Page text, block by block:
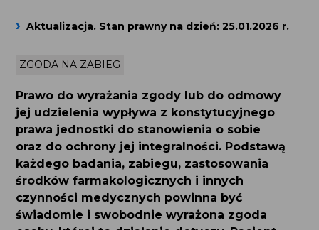
Aktualizacja. Stan prawny na dzień: 25.01.2026 r.
ZGODA NA ZABIEG
Prawo do wyrażania zgody lub do odmowy jej
udzielenia wypływa z konstytucyjnego prawa
jednostki do stanowienia o sobie
oraz do ochrony jej integralności. Podstawą
każdego badania, zabiegu, zastosowania
środków farmakologicznych i innych
czynności medycznych powinna być
świadomie i swobodnie wyrażona zgoda